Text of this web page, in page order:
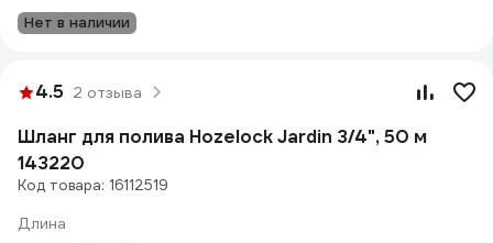
Нет в наличии
4.5 2 отзыва
Шланг для полива Hozelock Jardin 3/4", 50 м
143220
Код товара: 16112519
Длина